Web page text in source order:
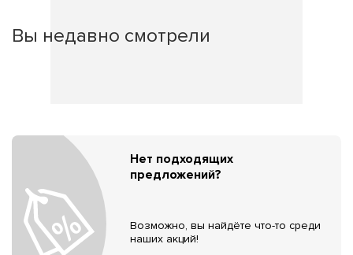
Вы недавно смотрели
Нет подходящих
предложений?
Возможно, вы найдёте что-то среди
наших акций!